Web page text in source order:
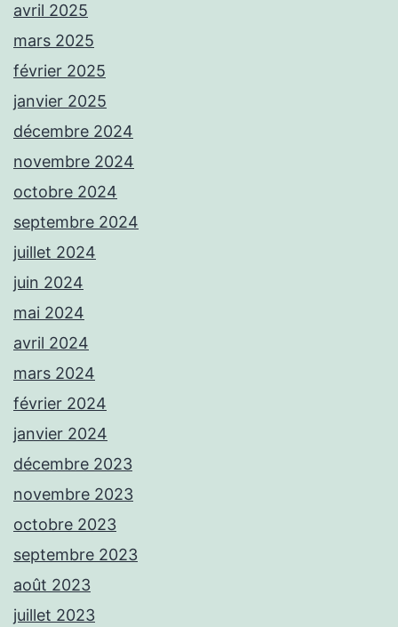
avril 2025
mars 2025
février 2025
janvier 2025
décembre 2024
novembre 2024
octobre 2024
septembre 2024
juillet 2024
juin 2024
mai 2024
avril 2024
mars 2024
février 2024
janvier 2024
décembre 2023
novembre 2023
octobre 2023
septembre 2023
août 2023
juillet 2023